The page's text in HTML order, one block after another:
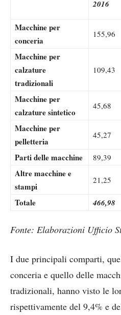
2016
Macchine per
conceria
155,96
Macchine per
calzature
tradizionali
109,43
Macchine per
calzature sintetico
45,68
Macchine per
pelletteria
45,27
Parti delle macchine 89,39
Altre macchine e
stampi
21,25
Totale 466,98
Fonte: Elaborazioni Ufficio
I due principali comparti,
conceria e quello delle
tradizionali, hanno visto le
rispettivamente del 9,4% e